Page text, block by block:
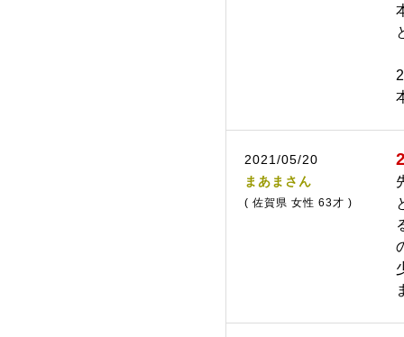
2021/05/20
まあまさん
( 佐賀県 女性 63才 )